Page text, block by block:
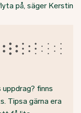
på, säger Kerstin
uppdrag? finns
Tipsa gärna era